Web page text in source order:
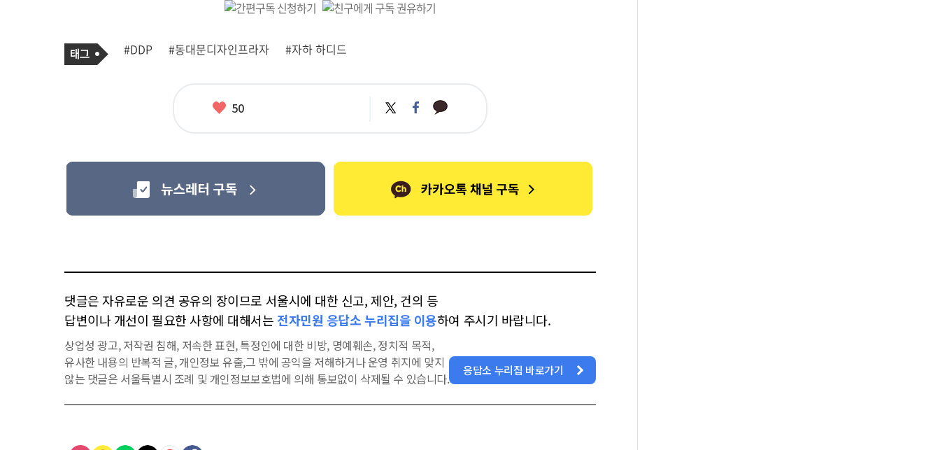
사
태
그
#DDP #동대문디자인프라자 #자하 하디드
좋
50 트
위
페
이
카
카
댓글은 자유로운 의견 공유의 장이므로 서울시에 대한 신고, 제안, 건의 등
답변이나 개선이 필요한 사항에 대해서는 전자민원 응답소 누리집을 이용하여 주시기 바랍니다.
상업성 광고, 저작권 침해, 저속한 표현, 특정인에 대한 비방, 명예훼손, 정치적 목적,
유사한 내용의 반복적 글, 개인정보 유출,그 밖에 공익을 저해하거나 운영 취지에 맞지
않는 댓글은 서울특별시 조례 및 개인정보보호법에 의해 통보없이 삭제될 수 있습니다.
응답소 누리집 바로가기